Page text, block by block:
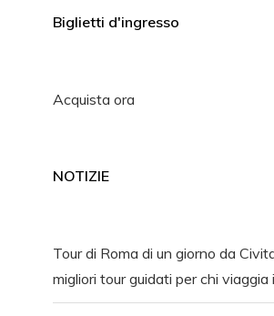
Biglietti d'ingresso
Acquista ora
NOTIZIE
Tour di Roma di un giorno da
migliori tour guidati per chi viaggia